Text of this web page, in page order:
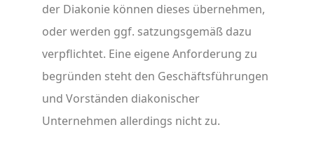
der Diakonie können dieses übernehmen,
oder werden ggf. satzungsgemäß dazu
verpflichtet. Eine eigene Anforderung zu
begründen steht den Geschäftsführungen
und Vorständen diakonischer
Unternehmen allerdings nicht zu.